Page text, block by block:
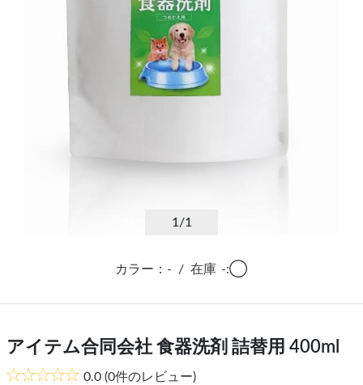
1/1
カラー：- / 在庫 -:◯
アイテム合同会社 食器洗剤 詰替用 400ml
0.0 (0件のレビュー)